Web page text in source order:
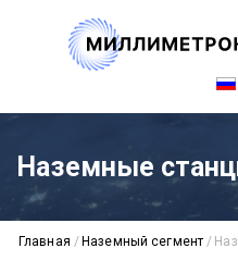
Наземные
Главная / Наземный сегмент /